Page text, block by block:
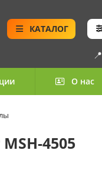
КАТАЛОГ
📍
О нас
4505